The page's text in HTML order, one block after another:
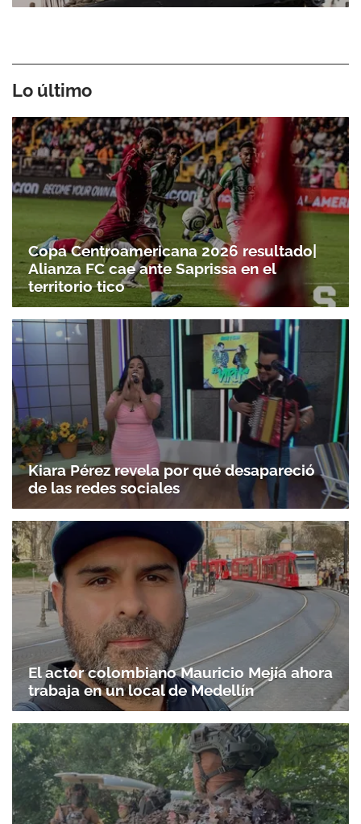
Lo último
Copa Centroamericana 2026 resultado|
Alianza FC cae ante Saprissa en el
territorio tico
Kiara Pérez revela por qué desapareció
de las redes sociales
El actor colombiano Mauricio Mejía ahora
trabaja en un local de Medellín